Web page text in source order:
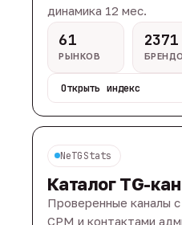
динамика 12 мес.
61
РЫНКОВ
2371
Открыть индекс
NeTGStats
Каталог TG-
Проверенные каналы
CPM и контактами